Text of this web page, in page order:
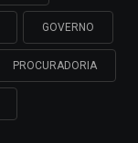
GOVERNO
PROCURADORIA